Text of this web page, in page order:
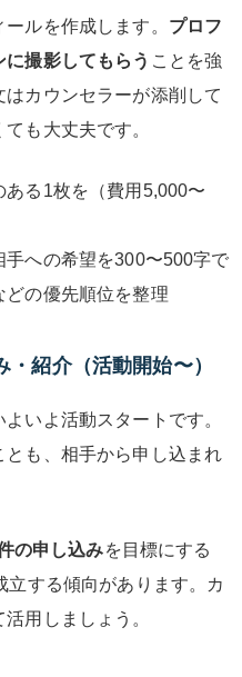
ルを作成します。 プロフ
撮影してもらう ことを強
カウンセラーが添削して
も大丈夫です。
る1枚を（費用5,000〜
手への希望を300〜500字で
の優先順位を整理
紹介（活動開始〜）
いよ活動スタートです。
も、相手から申し込まれ
の申し込みを目標にする
立する傾向があります。カ
用しましょう。